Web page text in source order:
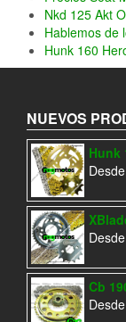
Nkd 125 Akt
Hablemos de
Hunk 160
NUEVOS
Hunk
Desde
Desde
Cb
Desde